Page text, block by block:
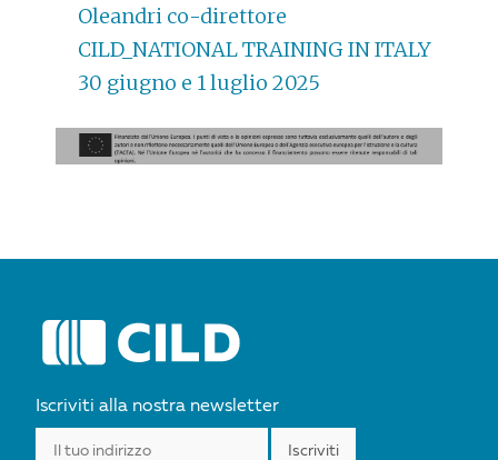
Oleandri co-direttore
CILD_NATIONAL TRAINING IN ITALY
30 giugno e 1 luglio 2025
POST
Iscriviti alla nostra newsletter